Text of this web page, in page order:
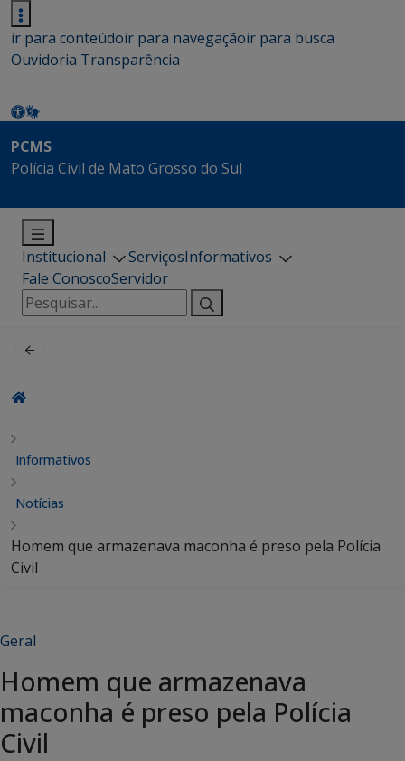
ir para conteúdoir para navegaçãoir para busca
Ouvidoria Transparência
PCMS
Polícia Civil de Mato Grosso do Sul
Institucional ServiçosInformativos
Fale ConoscoServidor
Pesquisar
por:
Informativos
Notícias
Homem que armazenava maconha é preso pela Polícia
Civil
Geral
Homem que armazenava
maconha é preso pela Polícia
Civil